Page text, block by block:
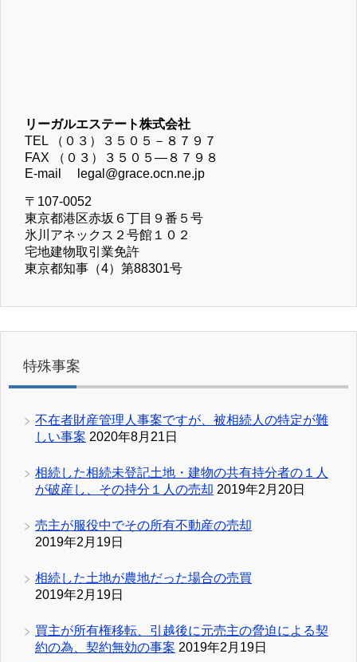
リーガルエステート株式会社
TEL （０３）３５０５－８７９７
FAX （０３）３５０５―８７９８
E-mail legal@grace.ocn.ne.jp
〒107-0052
東京都港区赤坂６丁目９番５号
氷川アネックス２号館１０２
宅地建物取引業免許
東京都知事（4）第88301号
特殊事案
不在者財産管理人事案ですが、被相続人の特定が難
しい事案 2020年8月21日
相続した相続未登記土地・建物の共有持分者の１人
が破産し、その持分１人の売却 2019年2月20日
売主が服役中でその所有不動産の売却
2019年2月19日
相続した土地が農地だった場合の売買
2019年2月19日
買主が所有権移転、引越後に元売主の脅迫による契
約の為、契約無効の事案 2019年2月19日